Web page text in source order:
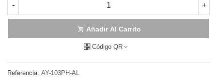
- +
Añadir Al Carrito
Código QR
Referencia: AY-103PH-AL